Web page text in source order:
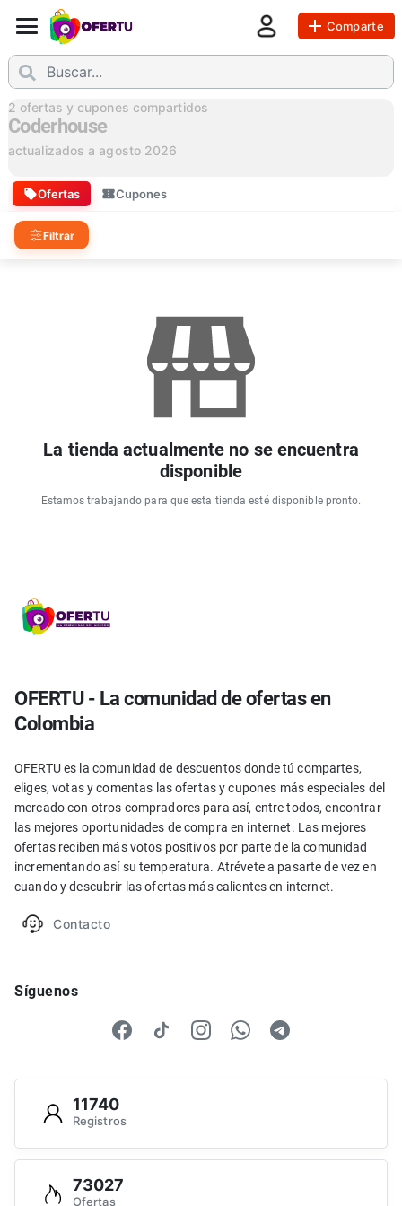
Comparte
2 ofertas y cupones compartidos
Coderhouse
actualizados a agosto 2026
Ofertas Cupones
Filtrar
La tienda actualmente no se encuentra
disponible
Estamos trabajando para que esta tienda esté disponible pronto.
OFERTU - La comunidad de ofertas en
Colombia
OFERTU es la comunidad de descuentos donde tú compartes,
eliges, votas y comentas las ofertas y cupones más especiales del
mercado con otros compradores para así, entre todos, encontrar
las mejores oportunidades de compra en internet. Las mejores
ofertas reciben más votos positivos por parte de la comunidad
incrementando así su temperatura. Atrévete a pasarte de vez en
cuando y descubrir las ofertas más calientes en internet.
Contacto
Síguenos
11740
Registros
73027
Ofertas